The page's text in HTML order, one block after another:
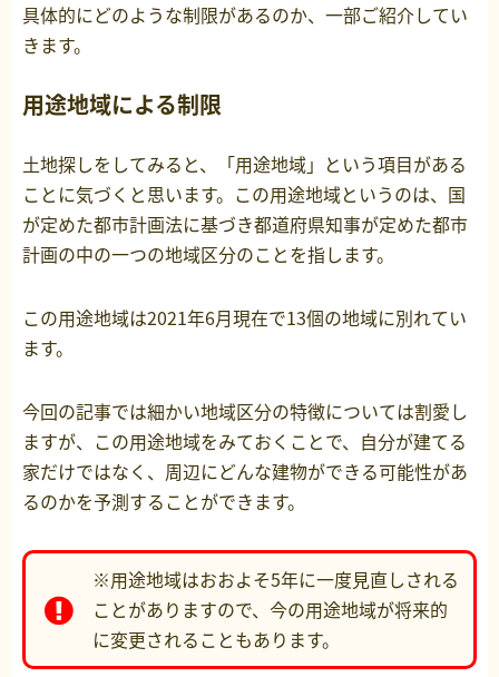
具体的にどのような制限があるのか、一部ご紹介してい
きます。
用途地域による制限
土地探しをしてみると、「用途地域」という項目がある
ことに気づくと思います。この用途地域というのは、国
が定めた都市計画法に基づき都道府県知事が定めた都市
計画の中の一つの地域区分のことを指します。
この用途地域は2021年6月現在で13個の地域に別れてい
ます。
今回の記事では細かい地域区分の特徴については割愛し
ますが、この用途地域をみておくことで、自分が建てる
家だけではなく、周辺にどんな建物ができる可能性があ
るのかを予測することができます。
※用途地域はおおよそ5年に一度見直しされる
ことがありますので、今の用途地域が将来的
に変更されることもあります。